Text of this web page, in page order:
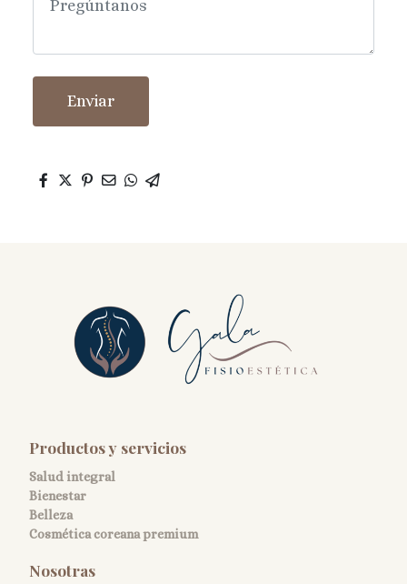
Enviar
Productos y servicios
Salud integral
Bienestar
Belleza
Cosmética coreana premium
Nosotras